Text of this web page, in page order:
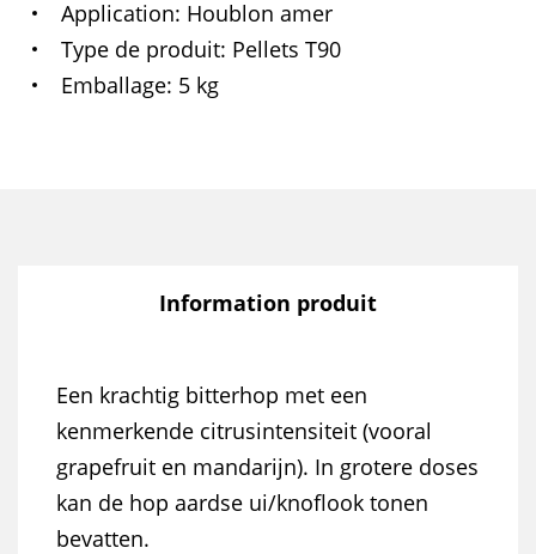
Application Houblon amer
Type de produit Pellets T90
Emballage 5 kg
Information produit
Een krachtig bitterhop met een
kenmerkende citrusintensiteit (vooral
grapefruit en mandarijn). In grotere doses
kan de hop aardse ui/knoflook tonen
bevatten.